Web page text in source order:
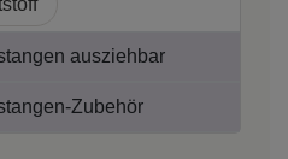
ausziehbar
Zubehör